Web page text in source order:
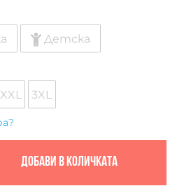
Детска
XXL 3XL
Добави в количката